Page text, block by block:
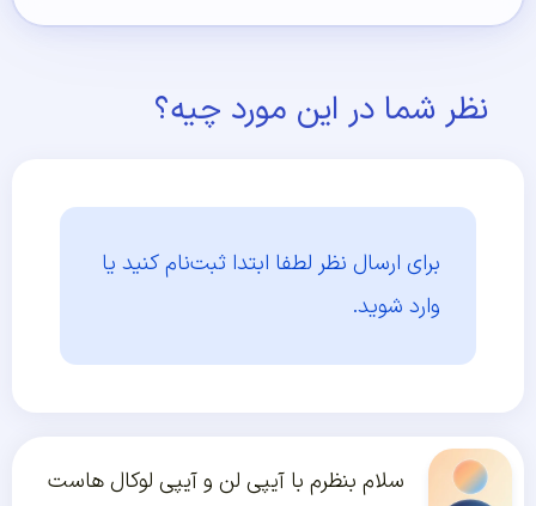
نظر شما در این مورد چیه؟
برای ارسال نظر لطفا ابتدا ثبت‌نام کنید یا
وارد شوید.
سلام بنظرم با آیپی لن و آیپی لوکال هاست